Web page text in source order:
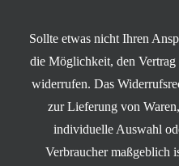
Sollte etwas nicht Ihren
die Möglichkeit, den Vertrag
widerrufen. Das
zur Lieferung von
individuelle Auswahl
Verbraucher maßgeblich